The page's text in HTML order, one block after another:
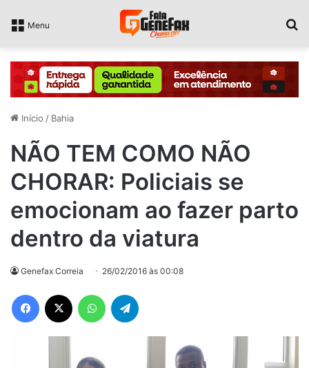
Menu
Início / Bahia
NÃO TEM COMO NÃO
CHORAR: Policiais se
emocionam ao fazer parto
dentro da viatura
Genefax Correia 26/02/2016 às 00:08
Facebook WhatsApp